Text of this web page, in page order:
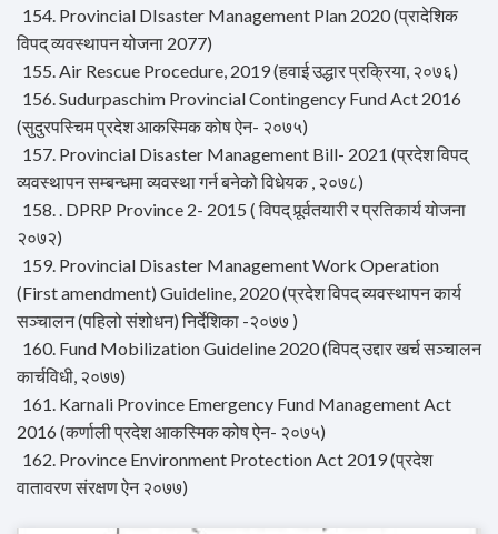
154. Provincial DIsaster Management Plan 2020 (प्रादेशिक
विपद् व्यवस्थापन योजना 2077)
155. Air Rescue Procedure, 2019 (हवाई उद्धार प्रक्रिया, २०७६)
156. Sudurpaschim Provincial Contingency Fund Act 2016
(सुदुरपस्चिम प्रदेश आकस्मिक कोष ऐन- २०७५)
157. Provincial Disaster Management Bill- 2021 (प्रदेश विपद्
व्यवस्थापन सम्बन्धमा व्यवस्था गर्न बनेको विधेयक , २०७८)
158. . DPRP Province 2- 2015 ( विपद् पूर्र्वतयारी र प्रतिकार्य योजना
२०७२)
159. Provincial Disaster Management Work Operation
(First amendment) Guideline, 2020 (प्रदेश विपद् व्यवस्थापन कार्य
सञ्चालन (पहिलो संशोधन) निर्देशिका -२०७७ )
160. Fund Mobilization Guideline 2020 (विपद् उद्दार खर्च सञ्चालन
कार्चविधी, २०७७)
161. Karnali Province Emergency Fund Management Act
2016 (कर्णाली प्रदेश आकस्मिक कोष ऐन- २०७५)
162. Province Environment Protection Act 2019 (प्रदेश
वातावरण संरक्षण ऐन २०७७)